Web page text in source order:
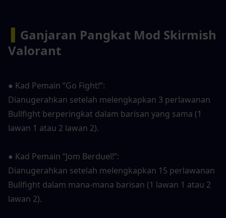
Ganjaran Pangkat Mod Skirmish
Valorant
● Kad Pemain “Go Fight!”:
Dianugerahkan setelah melengkapkan 3 perlawanan
Bullfight berperingkat dalam barisan yang sama (1
lawan 1 atau 2 lawan 2).
● Kad Pemain “Jom Berduel!”:
Dianugerahkan setelah melengkapkan 15 perlawanan
Bullfight dalam mana-mana barisan (1 lawan 1 atau 2
lawan 2).